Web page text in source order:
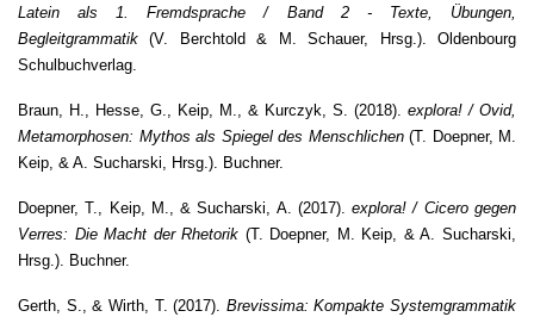
Latein als 1. Fremdsprache / Band 2 - Texte, Übungen,
Begleitgrammatik (V. Berchtold & M. Schauer, Hrsg.). Oldenbourg
Schulbuchverlag.
Braun, H., Hesse, G., Keip, M., & Kurczyk, S. (2018). explora! / Ovid,
Metamorphosen: Mythos als Spiegel des Menschlichen(T. Doepner, M.
Keip, & A. Sucharski, Hrsg.). Buchner.
Doepner, T., Keip, M., & Sucharski, A. (2017).explora! / Cicero gegen
Verres: Die Macht der Rhetorik (T. Doepner, M. Keip, & A. Sucharski,
Hrsg.). Buchner.
Gerth, S., & Wirth, T. (2017). Brevissima: Kompakte Systemgrammatik